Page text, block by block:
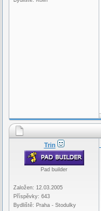
Trin
Pad builder
Založen: 12.03.2005
Příspěvky: 643
Bydliště: Praha - Stodulky